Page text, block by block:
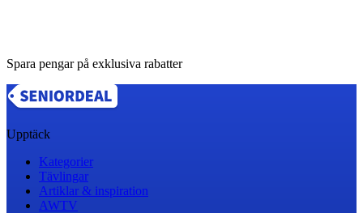
Spara pengar på exklusiva rabatter
Upptäck
Kategorier
Tävlingar
Artiklar & inspiration
AWTV